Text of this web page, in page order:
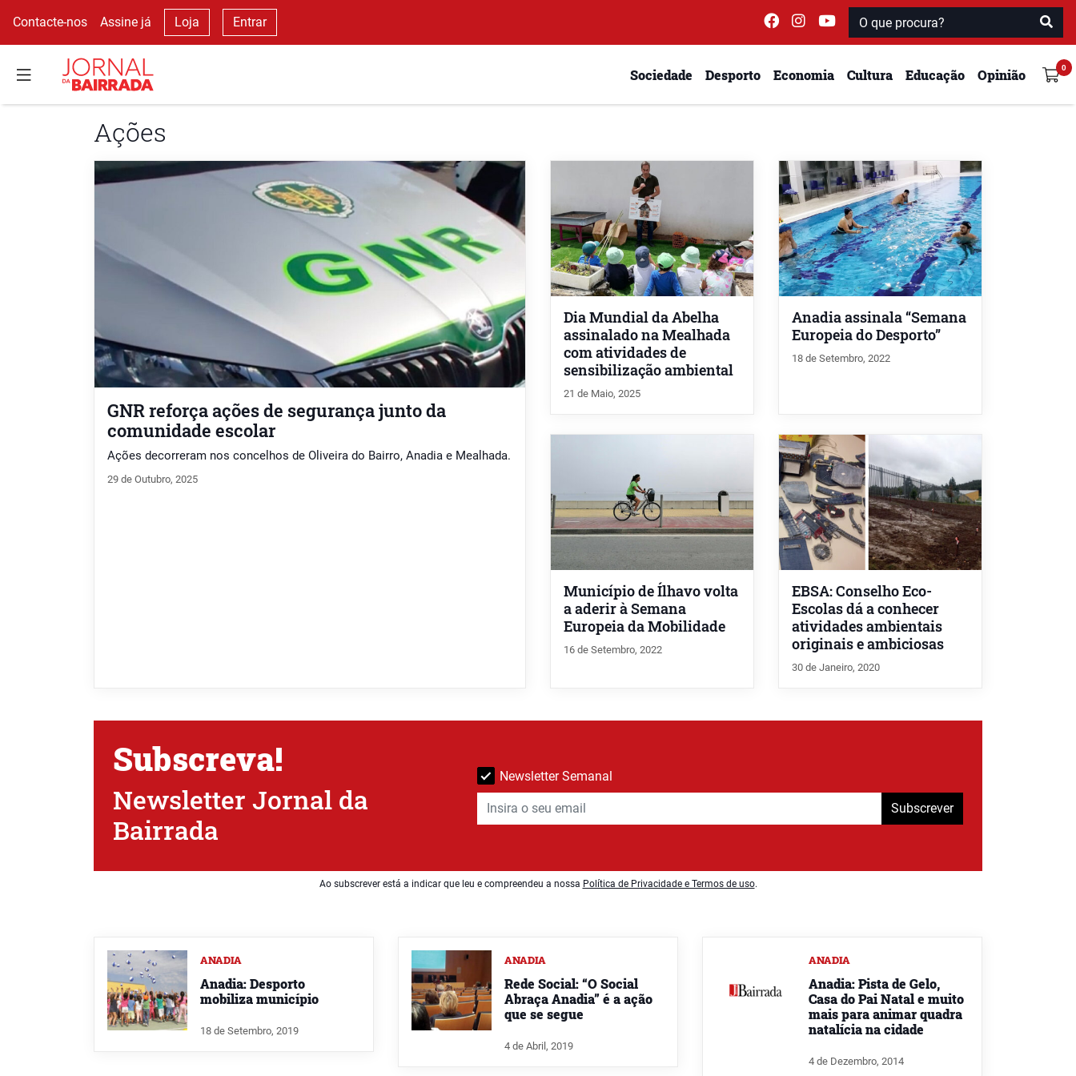
Contacte-nos Assine já Loja Entrar
Sociedade Desporto Economia Cultura Educação Opinião
Ações
GNR reforça ações de segurança junto da
comunidade escolar
Ações decorreram nos concelhos de Oliveira do Bairro, Anadia e Mealhada.
29 de Outubro, 2025
Dia Mundial da Abelha
assinalado na Mealhada
com atividades de
sensibilização ambiental
21 de Maio, 2025
Anadia assinala “Semana
Europeia do Desporto”
18 de Setembro, 2022
Município de Ílhavo volta
a aderir à Semana
Europeia da Mobilidade
16 de Setembro, 2022
EBSA: Conselho Eco-
Escolas dá a conhecer
atividades ambientais
originais e ambiciosas
30 de Janeiro, 2020
Subscreva!
Newsletter Jornal da
Bairrada
Newsletter Semanal
Subscrever
Ao subscrever está a indicar que leu e compreendeu a nossa Política de Privacidade e Termos de uso.
ANADIA
Anadia: Desporto
mobiliza município
18 de Setembro, 2019
ANADIA
Rede Social: “O Social
Abraça Anadia” é a ação
que se segue
4 de Abril, 2019
ANADIA
Anadia: Pista de Gelo,
Casa do Pai Natal e muito
mais para animar quadra
natalícia na cidade
4 de Dezembro, 2014